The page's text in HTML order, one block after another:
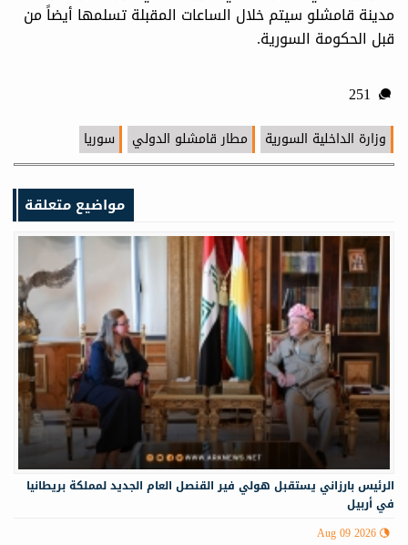
مدينة قامشلو سيتم خلال الساعات المقبلة تسلمها أيضاً من
قبل الحكومة السورية.
وزارة الداخلية السورية مطار قامشلو الدولي سوريا
مواضيع متعلقة
الرئيس بارزاني يستقبل هولي فير القنصل العام الجديد لمملكة بريطانيا
في أربيل
Aug 09 2026